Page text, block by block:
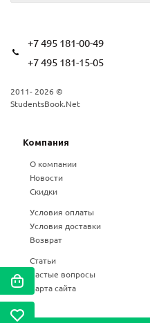
+7 495 181-00-49
+7 495 181-15-05
2011- 2026 ©
StudentsBook.Net
Компания
О компании
Новости
Скидки
Условия оплаты
Условия доставки
Возврат
Статьи
Частые вопросы
Карта сайта